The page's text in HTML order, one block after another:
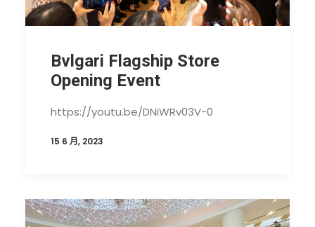
HK
Bvlgari Flagship Store
Opening Event
https://youtu.be/DNiWRv03V-0
15 6 月, 2023